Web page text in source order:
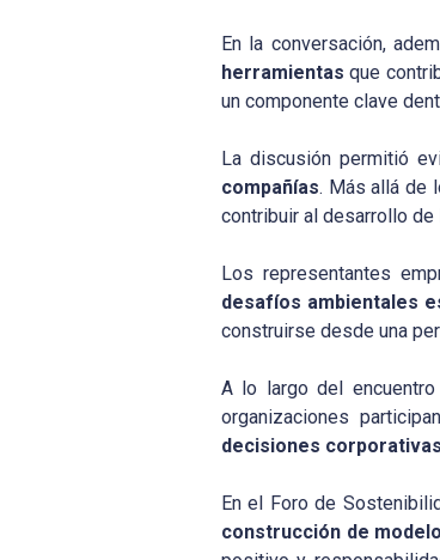
En la conversación,
herramientasque
un componente clave
La discusión permitió
compañías. Más allá de
contribuir al desarrollo
Los representantes
desafíos ambientales
construirse desde una
A lo largo del
organizaciones
decisiones
En el Foro de
construcción de